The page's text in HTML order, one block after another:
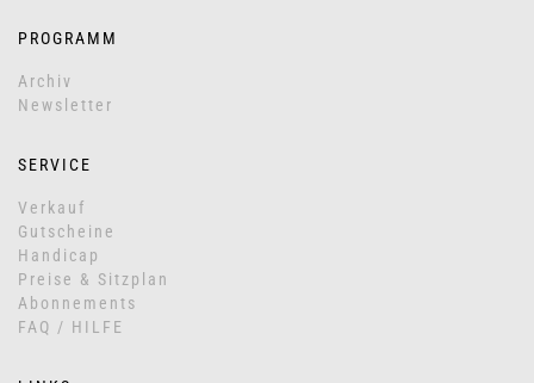
PROGRAMM
Archiv
Newsletter
SERVICE
Verkauf
Gutscheine
Handicap
Preise & Sitzplan
Abonnements
FAQ / HILFE